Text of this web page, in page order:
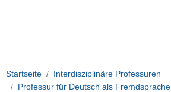
Startseite
Interdisziplinäre Professuren
Professur für Deutsch als Fremdsprache